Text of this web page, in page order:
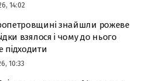
14:02
знайшли рожеве
взялося і чому до нього
підходити
10:33